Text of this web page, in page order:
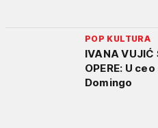
POP KULTURA
IVANA VUJIĆ
OPERE: U
Domingo